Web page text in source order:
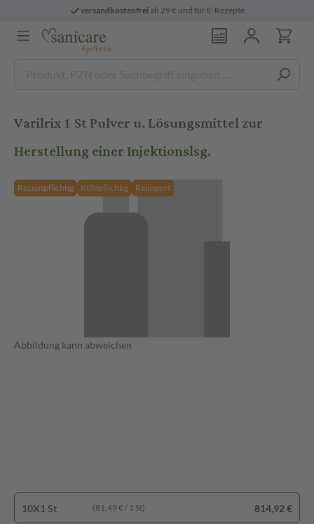
versandkostenfreiab 29 € und für E-Rezepte
Varilrix 1 St Pulver u. Lösungsmittel zur
Herstellung einer Injektionslsg.
Rezeptpflichtig Kühlpflichtig Reimport
Abbildung kann abweichen
10X1 St (81,49 € / 1 St) 814,92 €